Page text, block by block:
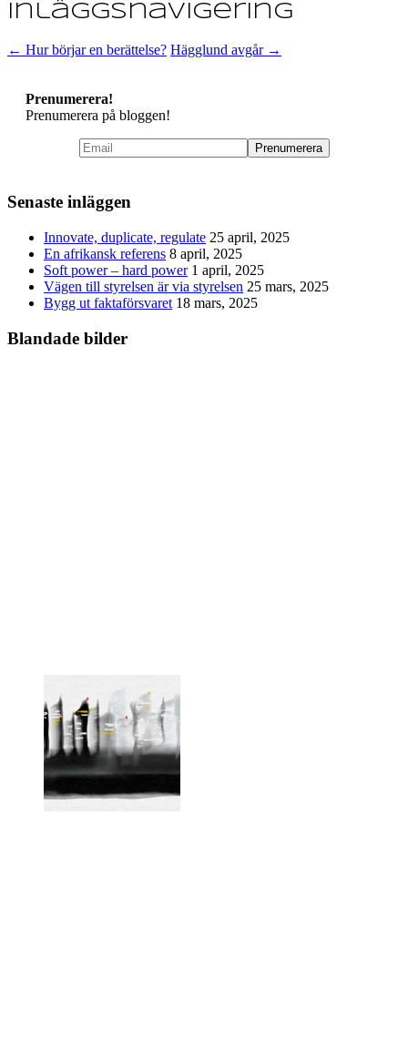
Inläggsnavigering
← Hur börjar en berättelse? Hägglund avgår →
Prenumerera!
Prenumerera på bloggen!
Senaste inläggen
Innovate, duplicate, regulate 25 april, 2025
En afrikansk referens 8 april, 2025
Soft power – hard power 1 april, 2025
Vägen till styrelsen är via styrelsen 25 mars, 2025
Bygg ut faktaförsvaret 18 mars, 2025
Blandade bilder